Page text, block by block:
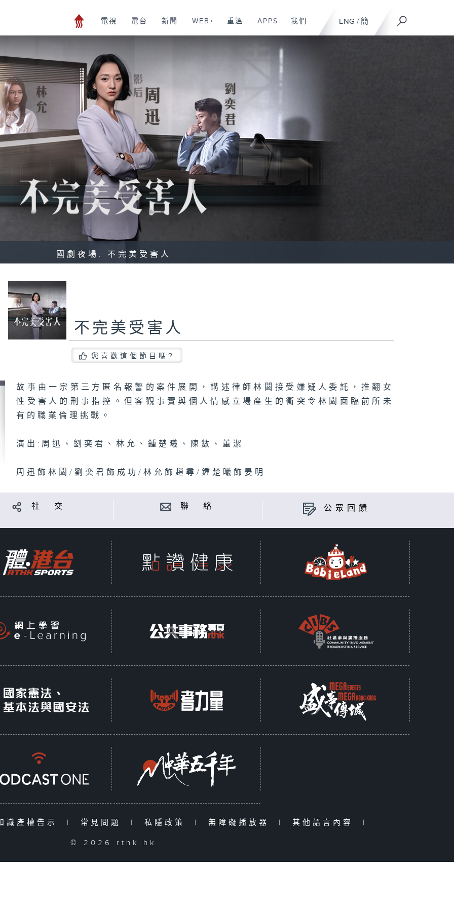
ENG / 簡
電視 電台 新聞 WEB+ 重溫 APPS 我們
國劇夜場: 不完美受害人
不完美受害人
您喜歡這個節目嗎?
故事由一宗第三方匿名報警的案件展開，講述律師林闞接受嫌疑人委託，推翻女
性受害人的刑事指控。但客觀事實與個人情感立場產生的衝突令林闞面臨前所未
有的職業倫理挑戰。
演出:周迅、劉奕君、林允、鍾楚曦、陳數、董潔
周迅飾林闞/劉奕君飾成功/林允飾趙尋/鍾楚曦飾晏明
社 交 聯 絡 公眾回饋
識產權告示 | 常見問題 | 私隱政策 | 無障礙播放器 | 其他語言內容 |
© 2026 rthk.hk